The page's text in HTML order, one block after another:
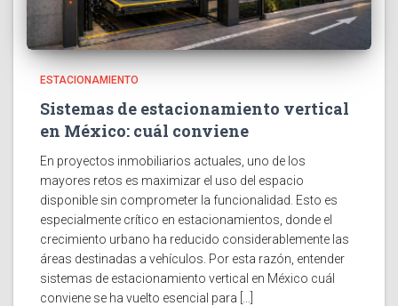
ESTACIONAMIENTO
Sistemas de estacionamiento vertical
en México: cuál conviene
En proyectos inmobiliarios actuales, uno de los
mayores retos es maximizar el uso del espacio
disponible sin comprometer la funcionalidad. Esto es
especialmente crítico en estacionamientos, donde el
crecimiento urbano ha reducido considerablemente las
áreas destinadas a vehículos. Por esta razón, entender
sistemas de estacionamiento vertical en México cuál
conviene se ha vuelto esencial para […]